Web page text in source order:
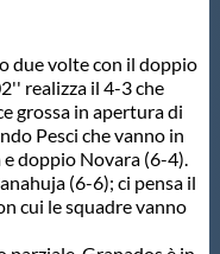
due volte con il doppio
realizza il 4-3 che
grossa in apertura di
Pesci che vanno in
doppio Novara (6-4).
(6-6); ci pensa il
cui le squadre vanno